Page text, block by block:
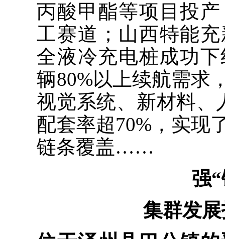
丙酸甲酯等项目投
工赛道；山西特能
全液冷充电桩成功
辆80%以上续航需求
视觉系统、新材料、
配套率超70%，实现
链条覆盖……
强
集群发